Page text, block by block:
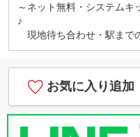
～ネット無料・システム
♪
現地待ち合わせ・駅まで
お気に入り追加